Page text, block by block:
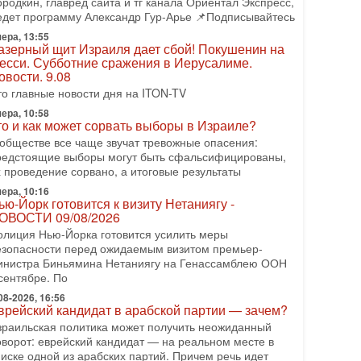
телеканала ITON-TV Григорий Тамар, офицер
в отставке, писатель, журналист, военный
Ведет программу Александр Гур-Арье.
2026, 15:23
задыхается. КСИР готовит удар! Россия
последних союзников. Путин - псих!
эфире ITON-TV доктор Эльдар Намазов , историк,
в прошлом – помощник Президента
Гейдара Алиева . Ведет программу
2026, 11:09
в Израиле в опасности?! ШАБАК
спецотдел
выпуске мы разбираем одну из самых тревожных
израильской политики. Известно, что израильская
общей безопасности (ШАБАК) создала
2026, 08:32
и Иран: последний шанс - НОВОСТИ
08/2026
США Дональд Трамп объявил о
переговоров с Ираном, но Тегеран пока
подтвердил готовность к диалогу. По словам
программу Александр Гур-Арье 📌Подписывайтесь
13:55
щит Израиля дает сбой! Покушенин на
Субботние сражения в Иерусалиме.
9.08
главные новости дня на ITON-TV
10:58
и как может сорвать выборы в Израиле?
все чаще звучат тревожные опасения:
выборы могут быть сфальсифицированы,
проведение сорвано, а итоговые результаты
10:16
Йорк готовится к визиту Нетаниягу -
09/08/2026
Нью-Йорка готовится усилить меры
перед ожидаемым визитом премьер-
Биньямина Нетаниягу на Генассамблею ООН
По
2026, 16:56
кандидат в арабской партии — зачем?
политика может получить неожиданный
еврейский кандидат — на реальном месте в
одной из арабских партий. Причем речь идет